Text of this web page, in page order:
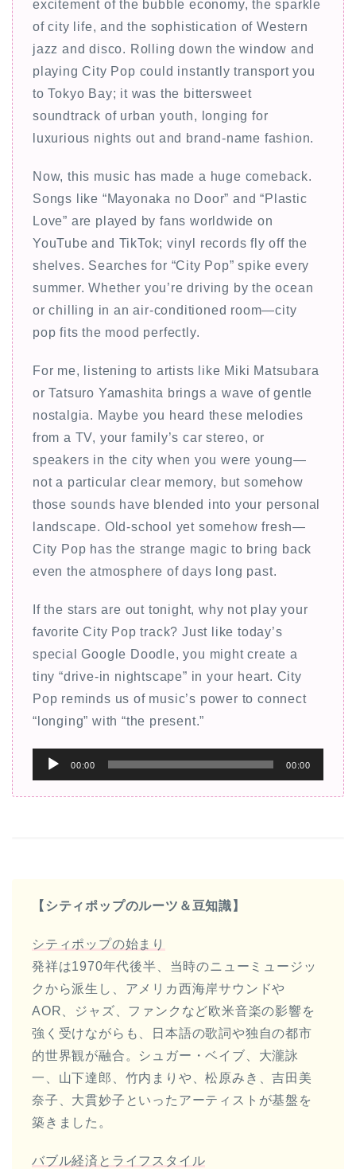
excitement of the bubble economy, the sparkle
of city life, and the sophistication of Western
jazz and disco. Rolling down the window and
playing City Pop could instantly transport you
to Tokyo Bay; it was the bittersweet
soundtrack of urban youth, longing for
luxurious nights out and brand-name fashion.
Now, this music has made a huge comeback.
Songs like “Mayonaka no Door” and “Plastic
Love” are played by fans worldwide on
YouTube and TikTok; vinyl records fly off the
shelves. Searches for “City Pop” spike every
summer. Whether you’re driving by the ocean
or chilling in an air-conditioned room—city
pop fits the mood perfectly.
For me, listening to artists like Miki Matsubara
or Tatsuro Yamashita brings a wave of gentle
nostalgia. Maybe you heard these melodies
from a TV, your family’s car stereo, or
speakers in the city when you were young—
not a particular clear memory, but somehow
those sounds have blended into your personal
landscape. Old-school yet somehow fresh—
City Pop has the strange magic to bring back
even the atmosphere of days long past.
If the stars are out tonight, why not play your
favorite City Pop track? Just like today’s
special Google Doodle, you might create a
tiny “drive-in nightscape” in your heart. City
Pop reminds us of music’s power to connect
“longing” with “the present.”
声
00:00 00:00
【シティポップのルーツ＆豆知識】
シティポップの始まり
発祥は1970年代後半、当時のニューミュージッ
クから派生し、アメリカ西海岸サウンドや
AOR、ジャズ、ファンクなど欧米音楽の影響を
強く受けながらも、日本語の歌詞や独自の都市
的世界観が融合。シュガー・ベイブ、大瀧詠
一、山下達郎、竹内まりや、松原みき、吉田美
奈子、大貫妙子といったアーティストが基盤を
築きました。
バブル経済とライフスタイル